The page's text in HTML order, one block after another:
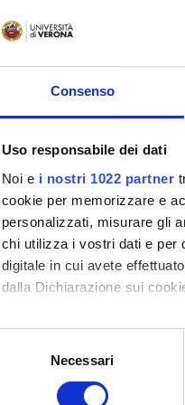
Consenso
Uso responsabile dei dati
Noi e i nostri 1022 partner
cookie per memorizzare e
personalizzati, misurare gli
chi utilizza i vostri dati e per
digitale in cui avete
dalla Dichiarazione sui
Con il tuo consenso,
raccogliere
digitali).
Necessari
-
-
da
-
-
con
models.
[1] M.
(2006),
[2] C.
[3] A.